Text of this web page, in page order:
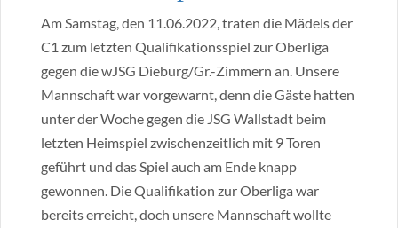
Am Samstag, den 11.06.2022, traten die Mädels der
C1 zum letzten Qualifikationsspiel zur Oberliga
gegen die wJSG Dieburg/Gr.-Zimmern an. Unsere
Mannschaft war vorgewarnt, denn die Gäste hatten
unter der Woche gegen die JSG Wallstadt beim
letzten Heimspiel zwischenzeitlich mit 9 Toren
geführt und das Spiel auch am Ende knapp
gewonnen. Die Qualifikation zur Oberliga war
bereits erreicht, doch unsere Mannschaft wollte